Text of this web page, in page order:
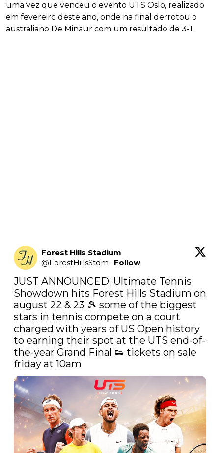
uma vez que venceu o evento UTS Oslo, realizado
em fevereiro deste ano, onde na final derrotou o
australiano De Minaur com um resultado de 3-1.
Forest Hills Stadium
@ForestHillsStdm · Follow
JUST ANNOUNCED: Ultimate Tennis
Showdown hits Forest Hills Stadium on
august 22 & 23 🎾 some of the biggest
stars in tennis compete on a court
charged with years of US Open history
to earning their spot at the UTS end-of-
the-year Grand Final 👟 tickets on sale
friday at 10am